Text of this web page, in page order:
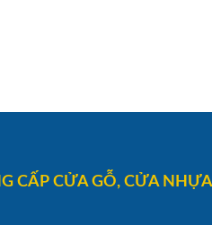
CẤP CỬA GỖ, CỬA